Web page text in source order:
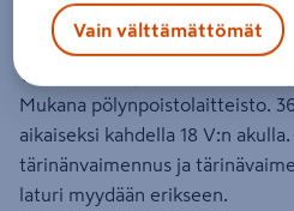
Tuotenumero:502044015 EAN-
Tehokas akkuporavasara
Mukana pölynpoistolaitteisto.
aikaiseksi kahdella 18 V:n
tärinänvaimennus ja
laturi myydään erikseen.
Vain välttämättömät